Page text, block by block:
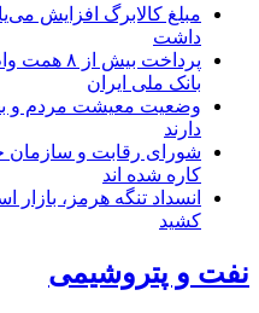
مبلغ کالابرگ افزایش
داشت
پرداخت
بانک ملی ایران
وضعیت معیشت مردم و
دارند
شورای رقابت و سازمان
کاره شده اند
انسداد تنگه هرمز،
کشید
نفت و پتروشیمی